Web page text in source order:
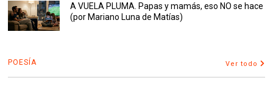
A VUELA PLUMA. Papas y mamás, eso NO se hace
(por Mariano Luna de Matías)
POESÍA Ver todo